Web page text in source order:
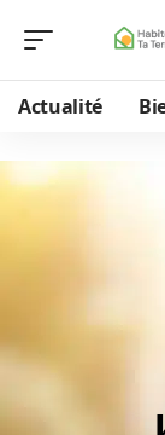
Actualité